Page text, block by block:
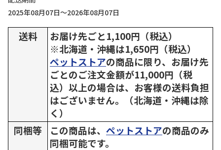
2025年08月07日～2026年08月07日
送料
お届け先ごと1,100円（税込）
※北海道・沖縄は1,650円（税込）
ペットストアの商品に限り、お届け先
ごとのご注文金額が11,000円（税
込）以上の場合は、お客様の送料負担
はございません。（北海道・沖縄は除
く）
同梱等
この商品は、 ペットストアの商品のみ
同梱可能です。